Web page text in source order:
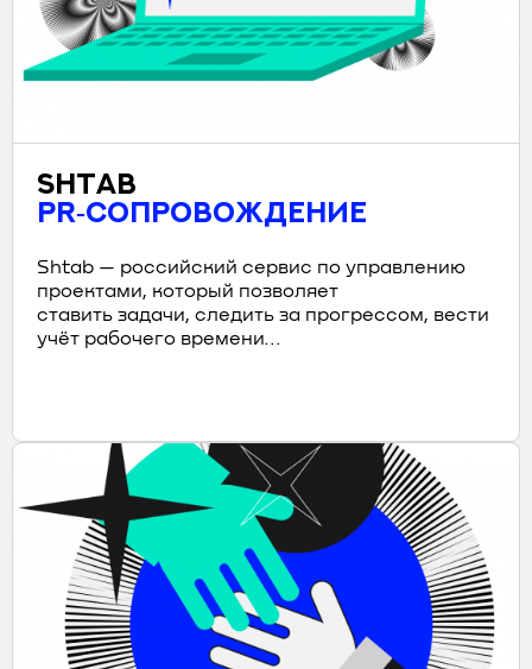
SHTAB
PR‑СОПРОВОЖДЕНИЕ
Shtab — российский сервис по управлению
проектами, который позволяет
ставить задачи, следить за прогрессом, вести
учёт рабочего времени...